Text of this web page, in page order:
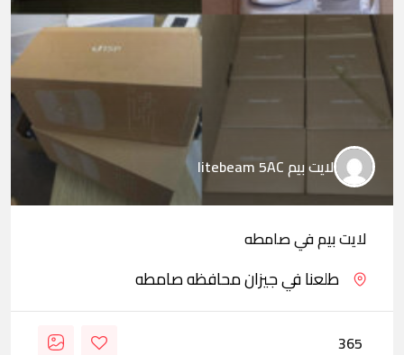
لايت بيم litebeam 5AC
لايت بيم في صامطه
طلعنا في جيزان محافظه صامطه
365